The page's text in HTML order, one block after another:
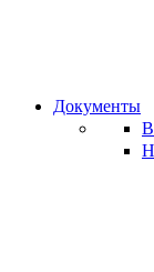
Документы